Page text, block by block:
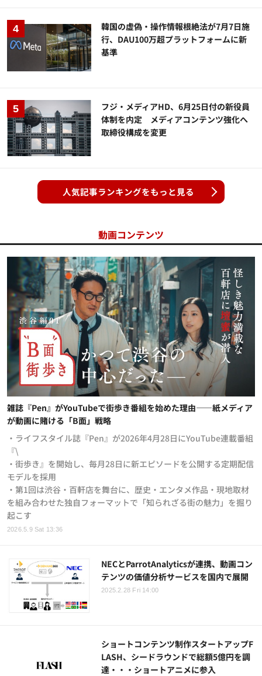
韓国の虚偽・操作情報根絶法が7月7日施
行、DAU100万超プラットフォームに新
基準
フジ・メディアHD、6月25日付の新役員
体制を内定 メディアコンテンツ強化へ
取締役構成を変更
人気記事ランキングをもっと見る
動画コンテンツ
2026.5.9 Sat 13:36
雑誌『Pen』がYouTubeで街歩き番組を始めた理由——紙メディア
が動画に賭ける「B面」戦略
・ライフスタイル誌『Pen』が2026年4月28日にYouTube連載番組
『\
・街歩き』を開始し、毎月28日に新エピソードを公開する定期配信
モデルを採用
・第1回は渋谷・百軒店を舞台に、歴史・エンタメ作品・現地取材
を組み合わせた独自フォーマットで「知られざる街の魅力」を掘り
起こす
NECとParrotAnalyticsが連携、動画コン
テンツの価値分析サービスを国内で展開
2025.2.28 Fri 14:00
ショートコンテンツ制作スタートアップF
LASH、シードラウンドで総額5億円を調
達・・・ショートアニメに参入